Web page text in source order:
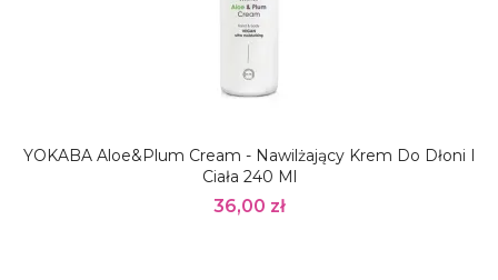
YOKABA Aloe&Plum Cream - Nawilżający Krem Do Dłoni I
Ciała 240 Ml
36,00 zł